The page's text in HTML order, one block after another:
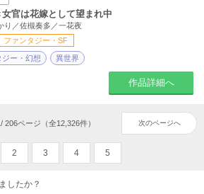
女官は花嫁として望まれ中
り／佐槻奏多／一花夜
ファンタジー・SF
ジー・幻想 異世界
作品詳細へ
/ 206ページ（全12,326件） 次のページへ
2 3 4 5
したか？